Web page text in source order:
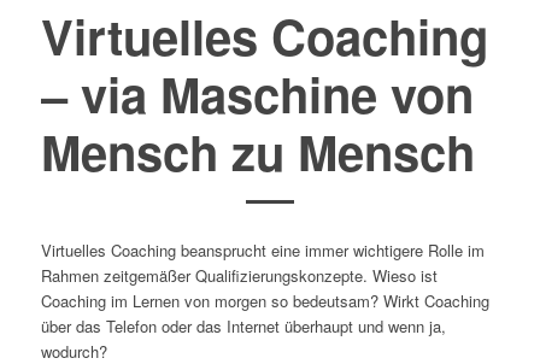
Virtuelles Coaching
– via Maschine von
Mensch zu Mensch
Virtuelles Coaching beansprucht eine immer wichtigere Rolle im
Rahmen zeitgemäßer Qualifizierungskonzepte. Wieso ist
Coaching im Lernen von morgen so bedeutsam? Wirkt Coaching
über das Telefon oder das Internet überhaupt und wenn ja,
wodurch?